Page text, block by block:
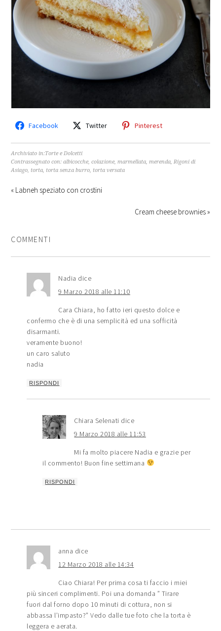
Facebook Twitter Pinterest
Archiviato in:Torte e Dolcetti
Contrassegnato con:albicocche,colazione,marmellata,merenda,Rigoni di
Asiago, torta, torta senza burro, torta versata
« Labneh speziato con crostini
Cream cheese brownies »
COMMENTI
Nadia dice
9 Marzo 2018 alle 11:10
Cara Chiara, ho fatto ieri questo dolce e
confermo che è di una semplicità ed una sofficità
disarmanti.
veramente buono!
un caro saluto
nadia
RISPONDI
Chiara Selenati dice
9 Marzo 2018 alle 11:53
Mi fa molto piacere Nadia e grazie per
il commento! Buon fine settimana
RISPONDI
anna dice
12 Marzo 2018 alle 14:34
Ciao Chiara! Per prima cosa ti faccio i miei
più sinceri complimenti. Poi una domanda ” Tirare
fuori dal forno dopo 10 minuti di cottura, non si
abbassa l’impasto?” Vedo dalle tue foto che la torta è
leggera e aerata.